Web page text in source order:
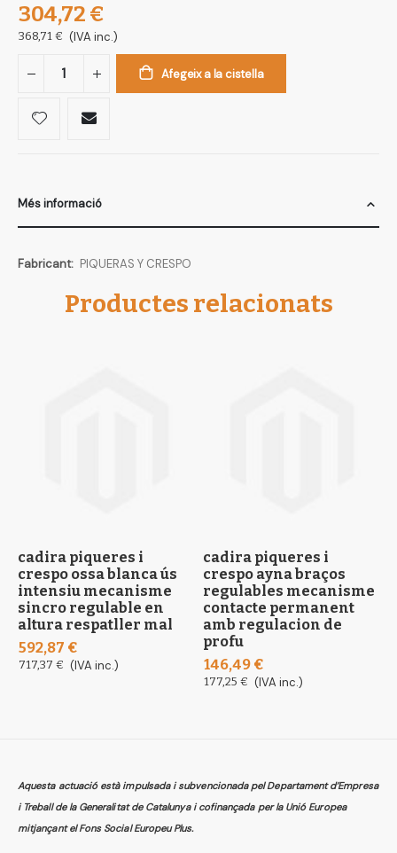
304,72 €
368,71 € (IVA inc.)
Afegeix a la cistella
Més informació
Més
PIQUERAS Y CRESPO
Productes relacionats
cadira piqueres i
crespo ossa blanca ús
intensiu mecanisme
sincro regulable en
altura respatller mal
592,87 €
717,37 € (IVA inc.)
cadira piqueres i
crespo ayna braços
regulables mecanisme
contacte permanent
amb regulacion de
profu
146,49 €
177,25 € (IVA inc.)
Aquesta actuació està impulsada i subvencionada pel Departament d’Empresa
i Treball de la Generalitat de Catalunya i cofinançada per la Unió Europea
mitjançant el Fons Social Europeu Plus.